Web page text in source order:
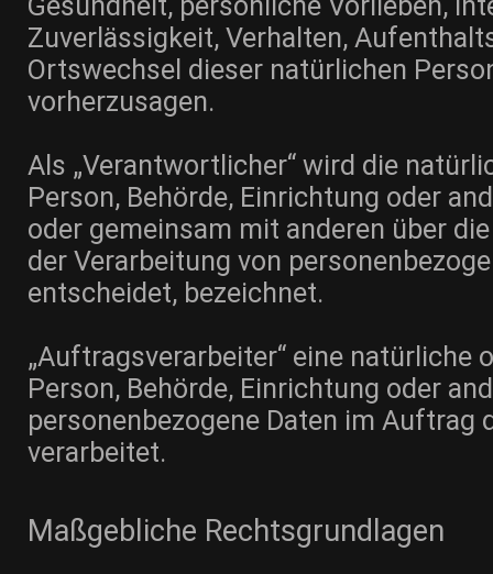
Zuverlässigkeit, Verhalten,
Ortswechsel dieser natürlichen
vorherzusagen.
Als „Verantwortlicher“ wird die
Person, Behörde, Einrichtung oder
oder gemeinsam mit anderen über
der Verarbeitung von
entscheidet, bezeichnet.
„Auftragsverarbeiter“ eine natürliche
Person, Behörde, Einrichtung oder
personenbezogene Daten im Auftrag
verarbeitet.
Maßgebliche Rechtsgrundlagen